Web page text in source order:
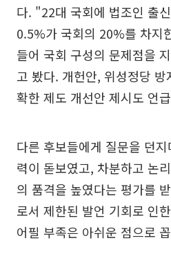
다. "22대 국회에 법조인 출
0.5%가 국회의 20%를 차지
들어 국회 구성의 문제점을
고 봤다. 개헌안, 위성정당
확한 제도 개선안 제시도 언
다른 후보들에게 질문을 던
력이 돋보였고, 차분하고 논
의 품격을 높였다는 평가를
로서 제한된 발언 기회로 인
어필 부족은 아쉬운 점으로